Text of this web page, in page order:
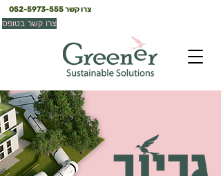
צרו קשר052-5973-555
צרו קשר בטופס